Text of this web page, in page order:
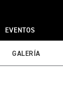
EVENTOS
GALERÍA